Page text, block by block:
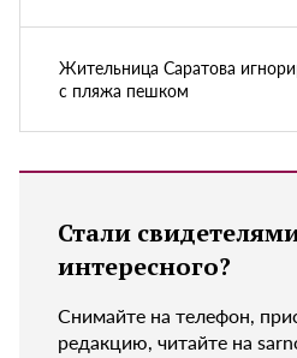
Жительница Саратова
с пляжа пешком
Стали
интересного?
Снимайте на телефон,
редакцию, читайте на